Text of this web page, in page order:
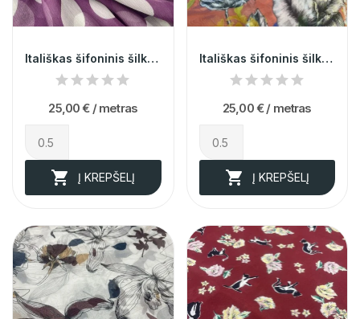
Itališkas šifoninis šilkas (likutis 1,6m)
25,00 € / metras
 Į KREPŠELĮ
Itališkas šifoninis šilkas (likutis 2,4m)
25,00 € / metras
 Į KREPŠELĮ